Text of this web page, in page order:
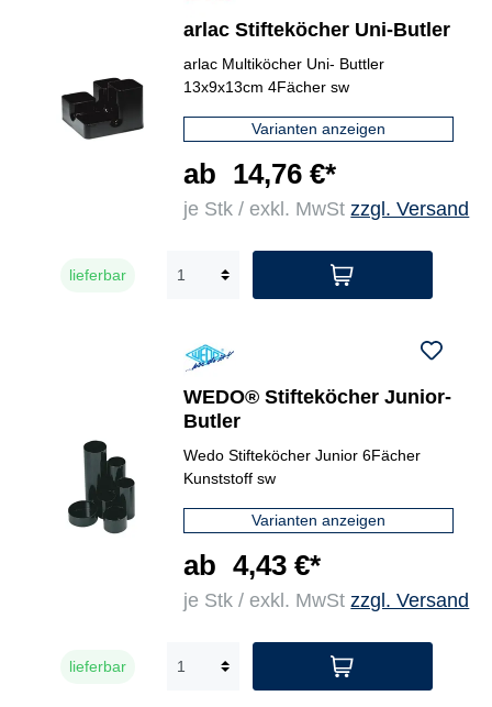
arlac Stifteköcher Uni-Butler
arlac Multiköcher Uni- Buttler
13x9x13cm 4Fächer sw
Varianten anzeigen
ab 14,76 €*
je Stk / exkl. MwStzzgl. Versand
lieferbar
WEDO® Stifteköcher Junior-
Butler
Wedo Stifteköcher Junior 6Fächer
Kunststoff sw
Varianten anzeigen
ab 4,43 €*
je Stk / exkl. MwStzzgl. Versand
lieferbar